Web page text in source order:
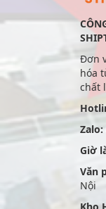
Đơn
hóa
chất
Zalo:
Giờ
Văn
Nội